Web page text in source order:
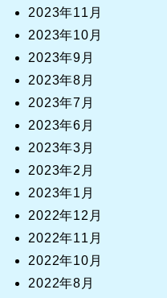
2023年11月
2023年10月
2023年9月
2023年8月
2023年7月
2023年6月
2023年3月
2023年2月
2023年1月
2022年12月
2022年11月
2022年10月
2022年8月